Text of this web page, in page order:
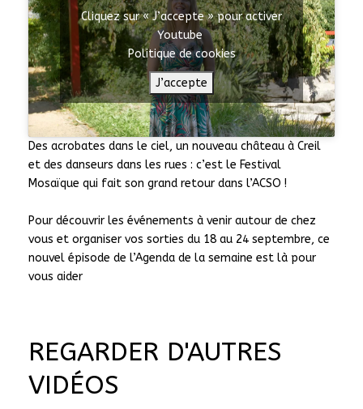
Cliquez sur « J’accepte » pour activer
Youtube
Politique de cookies
J’accepte
Des acrobates dans le ciel, un nouveau château à Creil
et des danseurs dans les rues : c’est le Festival
Mosaïque qui fait son grand retour dans l’ACSO !
Pour découvrir les événements à venir autour de chez
vous et organiser vos sorties du 18 au 24 septembre, ce
nouvel épisode de l’Agenda de la semaine est là pour
vous aider
REGARDER D'AUTRES
VIDÉOS